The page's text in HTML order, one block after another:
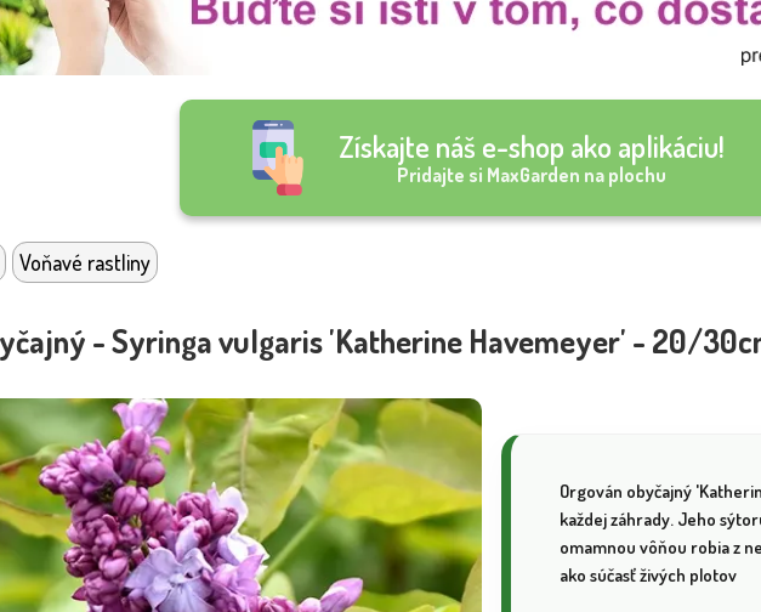
Získajte náš e-shop ako aplikáciu!
Pridajte si MaxGarden na plochu
Voňavé rastliny
- Syringa vulgaris 'Katherine Havemeyer' - 20/
Orgován obyčajný
každej záhrady. Jeho
omamnou vôňou robia z
ako súčasť živých plotov